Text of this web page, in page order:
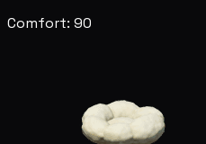
Comfort: 90